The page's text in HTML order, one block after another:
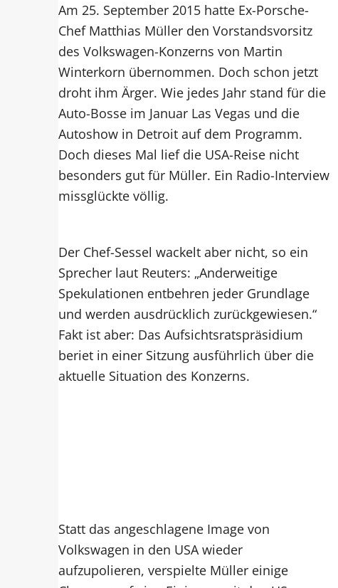
Am 25. September 2015 hatte Ex-Porsche-
Chef Matthias Müller den Vorstandsvorsitz
des Volkswagen-Konzerns von Martin
Winterkorn übernommen. Doch schon jetzt
droht ihm Ärger. Wie jedes Jahr stand für die
Auto-Bosse im Januar Las Vegas und die
Autoshow in Detroit auf dem Programm.
Doch dieses Mal lief die USA-Reise nicht
besonders gut für Müller. Ein Radio-Interview
missglückte völlig.
Der Chef-Sessel wackelt aber nicht, so ein
Sprecher laut Reuters: „Anderweitige
Spekulationen entbehren jeder Grundlage
und werden ausdrücklich zurückgewiesen.“
Fakt ist aber: Das Aufsichtsratspräsidium
beriet in einer Sitzung ausführlich über die
aktuelle Situation des Konzerns.
Statt das angeschlagene Image von
Volkswagen in den USA wieder
aufzupolieren, verspielte Müller einige